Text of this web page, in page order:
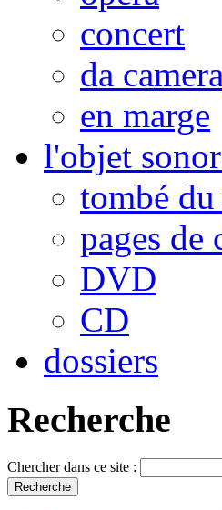
concert
da camera
en marge
l'objet
tombé
pages de
DVD
CD
dossiers
Recherche
Chercher dans ce site :